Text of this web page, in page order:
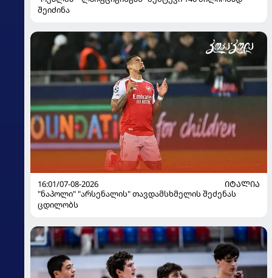
შეიძინა
16:01/07-08-2026
ᲘᲢᲐᲚᲘᲐ
"ნაპოლი" "არსენალის" თავდამსხმელის შეძენას
ცდილობს